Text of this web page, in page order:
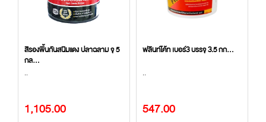
สีรองพื้นกันสนิมแดง ปลาฉลาม จุ 5
กล...
..
1,105.00
ฟลินท์โค้ท เบอร์3 บรรจุ 3.5 กก...
..
547.00